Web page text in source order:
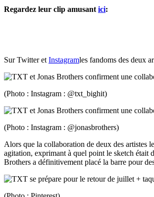
Regardez leur clip amusant ici:
Sur Twitter et Instagramles fandoms des deux
(Photo : Instagram : @txt_bighit)
(Photo : Instagram : @jonasbrothers)
Alors que la collaboration de deux des artistes
agitation, exprimant à quel point le sketch était
Brothers a définitivement placé la barre pour